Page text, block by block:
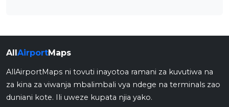
AllAirportMaps
AllAirportMaps ni tovuti inayotoa ramani za kuvutiwa na
za kina za viwanja mbalimbali vya ndege na terminals zao
duniani kote. Ili uweze kupata njia yako.